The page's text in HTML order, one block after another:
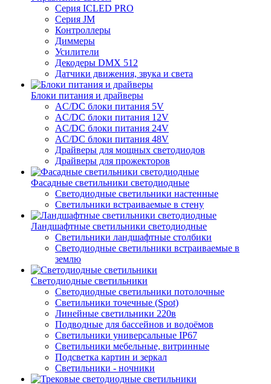
Серия ICLED PRO
Серия JM
Контроллеры
Диммеры
Усилители
Декодеры DMX 512
Датчики движения, звука и света
Блоки питания и драйверы
AC/DC блоки питания 5V
AC/DC блоки питания 12V
AC/DC блоки питания 24V
AC/DC блоки питания 48V
Драйверы для мощных светодиодов
Драйверы для прожекторов
Фасадные светильники светодиодные
Светодиодные светильники настенные
Светильники встраиваемые в стену
Ландшафтные светильники светодиодные
Светильники ландшафтные столбики
Светодиодные светильники встраиваемые в
землю
Светодиодные светильники
Светодиодные светильники потолочные
Светильники точечные (Spot)
Линейные светильники 220в
Подводные для бассейнов и водоёмов
Светильники универсальные IP67
Светильники мебельные, витринные
Подсветка картин и зеркал
Светильники - ночники